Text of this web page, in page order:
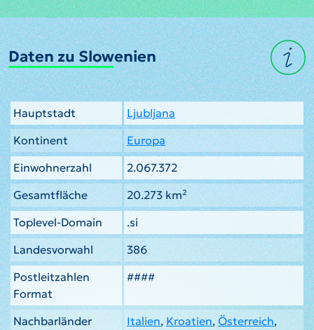
Daten zu Slowenien
Hauptstadt
Ljubljana
Kontinent
Europa
Einwohnerzahl
2.067.372
Gesamtfläche
20.273 km²
Toplevel-Domain
.si
Landesvorwahl
386
Postleitzahlen
Format
####
Nachbarländer Italien,Kroatien,Österreich,